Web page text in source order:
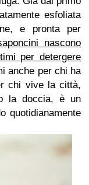
esfoliata
e pronta per
nascono
per detergere
anche per chi ha
chi vive la città,
la doccia, è un
quotidianamente